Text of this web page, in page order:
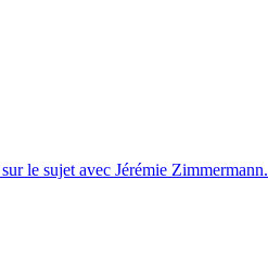
le sujet avec Jérémie Zimmermann.